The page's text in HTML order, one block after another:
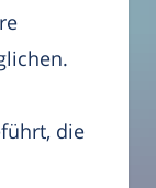
die